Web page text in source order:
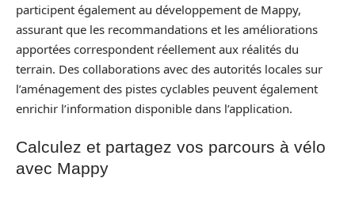
participent également au développement de Mappy,
assurant que les recommandations et les améliorations
apportées correspondent réellement aux réalités du
terrain. Des collaborations avec des autorités locales sur
l’aménagement des pistes cyclables peuvent également
enrichir l’information disponible dans l’application.
Calculez et partagez vos parcours à vélo
avec Mappy